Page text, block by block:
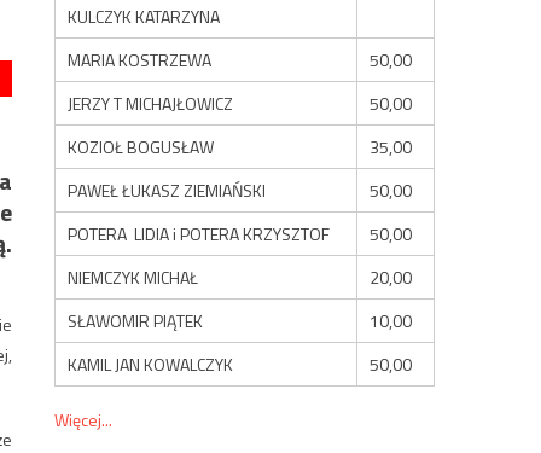
KULCZYK KATARZYNA
MARIA KOSTRZEWA
50,00
JERZY T MICHAJŁOWICZ
50,00
KOZIOŁ BOGUSŁAW
35,00
PAWEŁ ŁUKASZ ZIEMIAŃSKI
50,00
POTERA LIDIA i POTERA KRZYSZTOF
50,00
NIEMCZYK MICHAŁ
20,00
SŁAWOMIR PIĄTEK
10,00
KAMIL JAN KOWALCZYK
50,00
Więcej...